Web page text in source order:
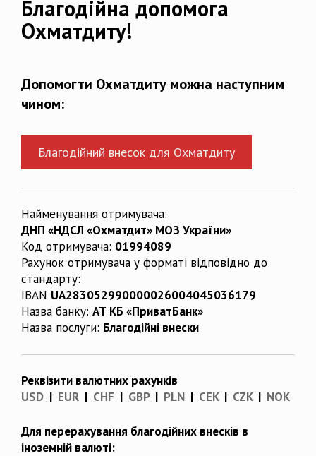
Благодійна допомога
Охматдиту!
Допомогти Охматдиту можна наступним
чином:
Благодійний внесок для Охматдиту
Найменування отримувача:
ДНП «НДСЛ «Охматдит» МОЗ України»
Код отримувача: 01994089
Рахунок отримувача у форматі відповідно до
стандарту:
IBAN UA283052990000026004045036179
Назва банку: АТ КБ «ПриватБанк»
Назва послуги: Благодійні внески
Реквізити валютних рахунків
USD | EUR | CHF | GBP| PLN | CEK| CZK| NOK
Для перерахування благодійних внесків в
іноземній валюті: